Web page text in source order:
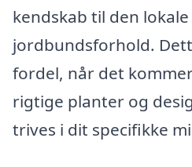
kendskab til den
jordbundsforhold.
fordel, når det
rigtige planter og
trives i dit specifikke